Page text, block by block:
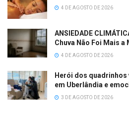
4 DE AGOSTO DE 2026
ANSIEDADE
Chuva Não Foi Mais a
4 DE AGOSTO DE 2026
Herói dos
em Uberlândia e
3 DE AGOSTO DE 2026